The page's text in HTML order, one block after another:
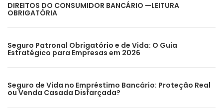
DIREITOS DO CONSUMIDOR BANCÁRIO —LEITURA
OBRIGATÓRIA
Seguro Patronal Obrigatório e de Vida: O Guia
Estratégico para Empresas em 2026
Seguro de Vida no Empréstimo Bancário: Proteção Real
ou Venda Casada Disfarçada?